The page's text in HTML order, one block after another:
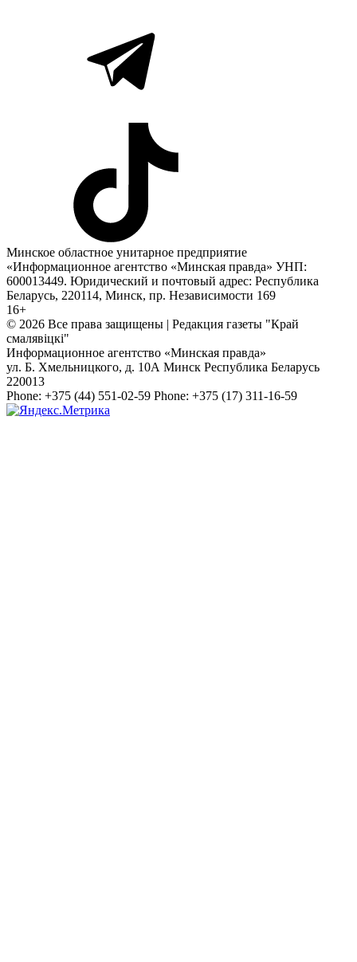
Минское областное унитарное предприятие
«Информационное агентство «Минская правда» УНП:
600013449. Юридический и почтовый адрес: Республика
Беларусь, 220114, Минск, пр. Независимости 169
16+
© 2026 Все права защищены | Редакция газеты "Край
смалявiцкi"
Информационное агентство «Минская правда»
ул. Б. Хмельницкого, д. 10А Минск Республика Беларусь
220013
Phone: +375 (44) 551-02-59 Phone: +375 (17) 311-16-59